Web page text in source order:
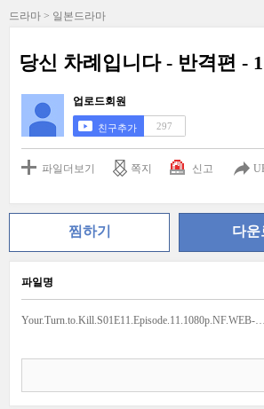
드라마 > 일본드라마
당신 차례입니다 - 반격편 -
업로드회원
친구추가 297
파일더보기 쪽지 신고
찜하기 다운
파일명
Your.Turn.to.Kill.S01E11.Episode.11.1080p.NF.WEB-DL.AAC2.0.H.264-GNom.mkv